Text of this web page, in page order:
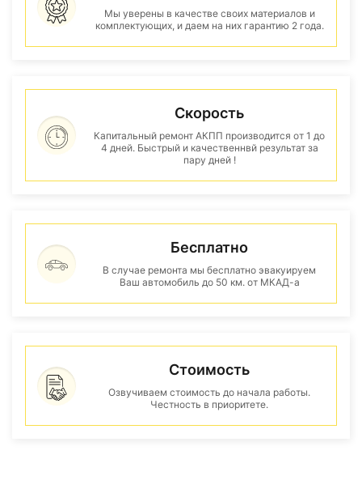
Мы уверены в качестве своих материалов и
комплектующих, и даем на них гарантию 2 года.
Скорость
Капитальный ремонт АКПП производится от 1 до
4 дней. Быстрый и качественнвй результат за
пару дней !
Бесплатно
В случае ремонта мы бесплатно эвакуируем
Ваш автомобиль до 50 км. от МКАД-а
Стоимость
Озвучиваем стоимость до начала работы.
Честность в приоритете.